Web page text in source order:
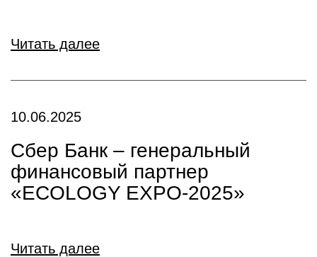
Читать далее
10.06.2025
Сбер Банк – генеральный
финансовый партнер
«ECOLOGY EXPO-2025»
Читать далее